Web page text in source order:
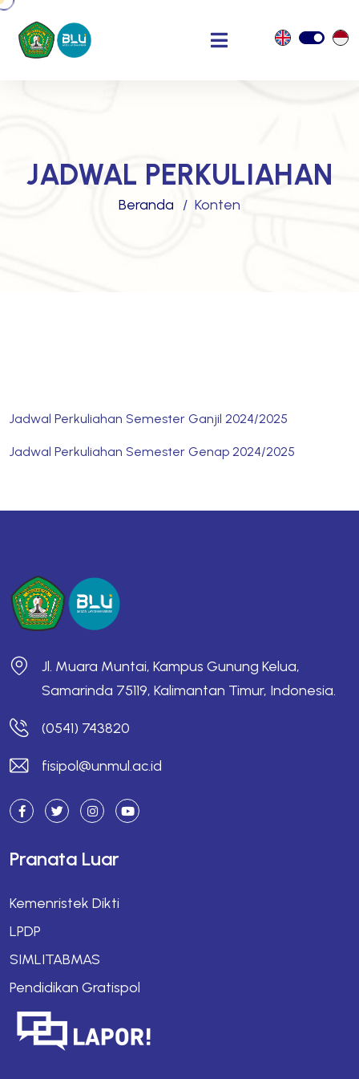
JADWAL PERKULIAHAN
Beranda Konten
Jadwal Perkuliahan Semester Ganjil 2024/2025
Jadwal Perkuliahan Semester Genap 2024/2025
Jl. Muara Muntai, Kampus Gunung Kelua,
Samarinda 75119, Kalimantan Timur, Indonesia.
(0541) 743820
fisipol@unmul.ac.id
Pranata Luar
Kemenristek Dikti
LPDP
SIMLITABMAS
Pendidikan Gratispol